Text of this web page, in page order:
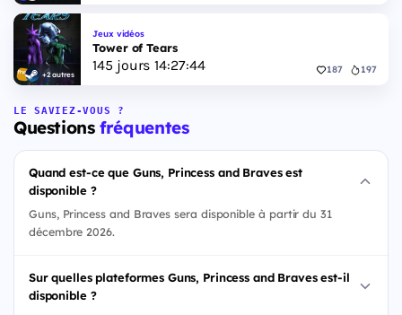
+2 autres
Jeux vidéos
Tower of Tears
145 jours 14:27:43 187 197
LE SAVIEZ-VOUS ?
Questionsfréquentes
Quand est-ce que Guns, Princess and Braves est
disponible ?
Guns, Princess and Braves sera disponible à partir du 31
décembre 2026.
Sur quelles plateformes Guns, Princess and Braves est-il
disponible ?